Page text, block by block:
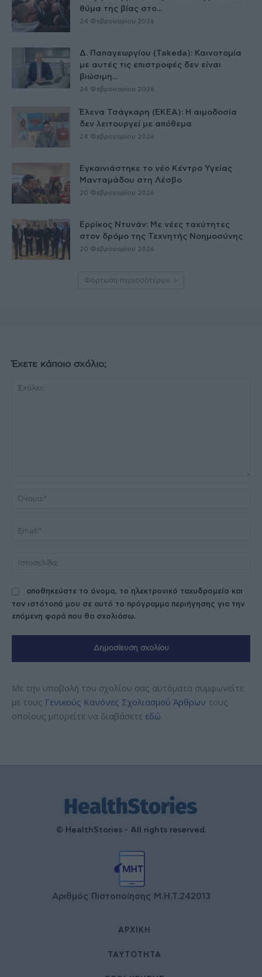
θύμα της βίας στο...
24 Φεβρουαρίου 2026
Δ. Παπαγεωργίου (Takeda): Καινοτομία
με αυτές τις επιστροφές δεν είναι
βιώσιμη...
24 Φεβρουαρίου 2026
Έλενα Τσάγκαρη (ΕΚΕΑ): Η αιμοδοσία
δεν λειτουργεί με απόθεμα
24 Φεβρουαρίου 2026
Εγκαινιάστηκε το νέο Κέντρο Υγείας
Μανταμάδου στη Λέσβο
20 Φεβρουαρίου 2026
Ερρίκος Ντυνάν: Με νέες ταχύτητες
στον δρόμο της Τεχνητής Νοημοσύνης
20 Φεβρουαρίου 2026
Φόρτωση περισσοτέρων
Έχετε κάποιο σχόλιο;
αποθηκεύστε το όνομα, το ηλεκτρονικό ταχυδρομείο και
τον ιστότοπό μου σε αυτό το πρόγραμμα περιήγησης για την
επόμενη φορά που θα σχολιάσω.
Με την υποβολή του σχολίου σας αυτόματα συμφωνείτε
με τους Γενικούς Κανόνες Σχολιασμού Άρθρων τους
οποίους μπορείτε να διαβάσετε εδώ.
© HealthStories - All rights reserved.
Αριθμός Πιστοποίησης Μ.Η.Τ.242013
ΑΡΧΙΚΉ
ΤΑΥΤΌΤΗΤΑ